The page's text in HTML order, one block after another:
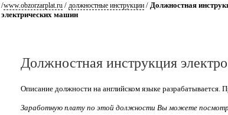
/www.obzorzarplat.ru/ должностные инструкции/ Должностная
электрических машин
Должностная инструкция
Описание должности на английском языке разрабатывается.
Заработную плату по этой должности Вы можете